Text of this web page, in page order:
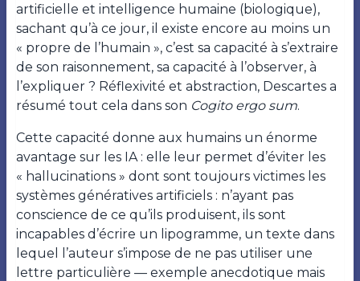
artificielle et intelligence humaine (biologique),
sachant qu’à ce jour, il existe encore au moins un
« propre de l’humain », c’est sa capacité à s’extraire
de son raisonnement, sa capacité à l’observer, à
l’expliquer ? Réflexivité et abstraction, Descartes a
résumé tout cela dans son Cogito ergo sum.
Cette capacité donne aux humains un énorme
avantage sur les IA : elle leur permet d’éviter les
« hallucinations » dont sont toujours victimes les
systèmes génératives artificiels : n’ayant pas
conscience de ce qu’ils produisent, ils sont
incapables d’écrire un lipogramme, un texte dans
lequel l’auteur s’impose de ne pas utiliser une
lettre particulière — exemple anecdotique mais